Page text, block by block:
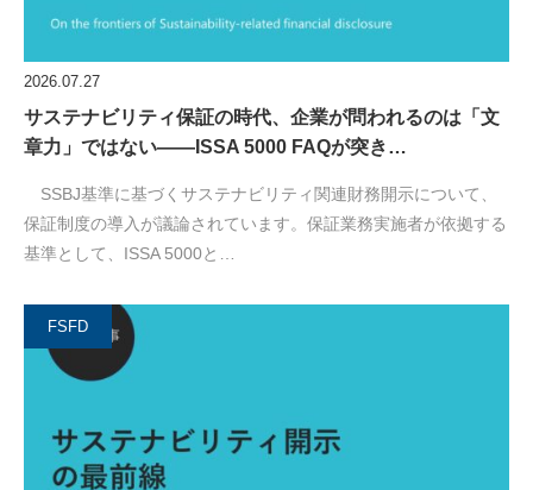
2026.07.27
サステナビリティ保証の時代、企業が問われるのは「文
章力」ではない――ISSA 5000 FAQが突き…
SSBJ基準に基づくサステナビリティ関連財務開示について、
保証制度の導入が議論されています。保証業務実施者が依拠する
基準として、ISSA 5000と…
FSFD